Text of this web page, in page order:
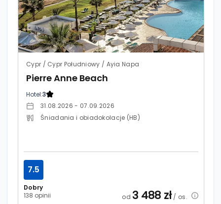
Cypr / Cypr Południowy / Ayia Napa
Pierre Anne Beach
Hotel:3
31.08.2026 - 07.09.2026
Śniadania i obiadokolacje (HB)
Dobry
138 opinii
7.5
od 3 488 zł/ os.